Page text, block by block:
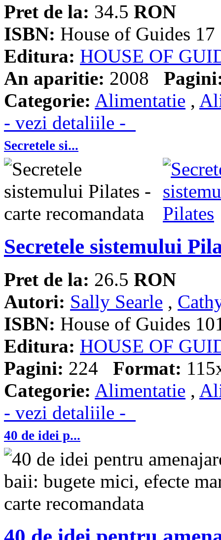
Pret de la: 34.5 RON
ISBN: House of Guides 17
Editura: HOUSE OF
An aparitie: 2008
Categorie: Alimentatie ,
- vezi detaliile -
Secretele si...
Secretele sistemului
Pret de la: 26.5 RON
Autori: Sally Searle ,
ISBN: House of Guides
Editura: HOUSE OF
Pagini: 224 Format:
Categorie: Alimentatie ,
- vezi detaliile -
40 de idei p...